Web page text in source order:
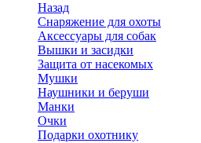
Назад
Снаряжение для охоты
Аксессуары для собак
Вышки и засидки
Защита от насекомых
Мушки
Наушники и беруши
Манки
Очки
Подарки охотнику